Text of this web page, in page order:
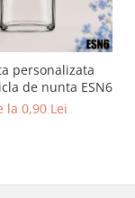
personalizata
de nunta ESN6
la 0,90 Lei